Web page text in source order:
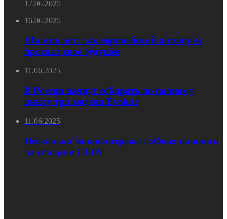
17.06.2025
16.06.2025
Шансов нет: как европейский автопром
проспал свое будущее
11.06.2025
В России начнут собирать по полному
циклу три модели Evolute
11.06.2025
Несколько микролитражек «Ока» нашлись
на свалке в США